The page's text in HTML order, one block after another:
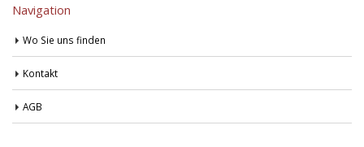
Navigation
Wo Sie uns finden
Kontakt
AGB